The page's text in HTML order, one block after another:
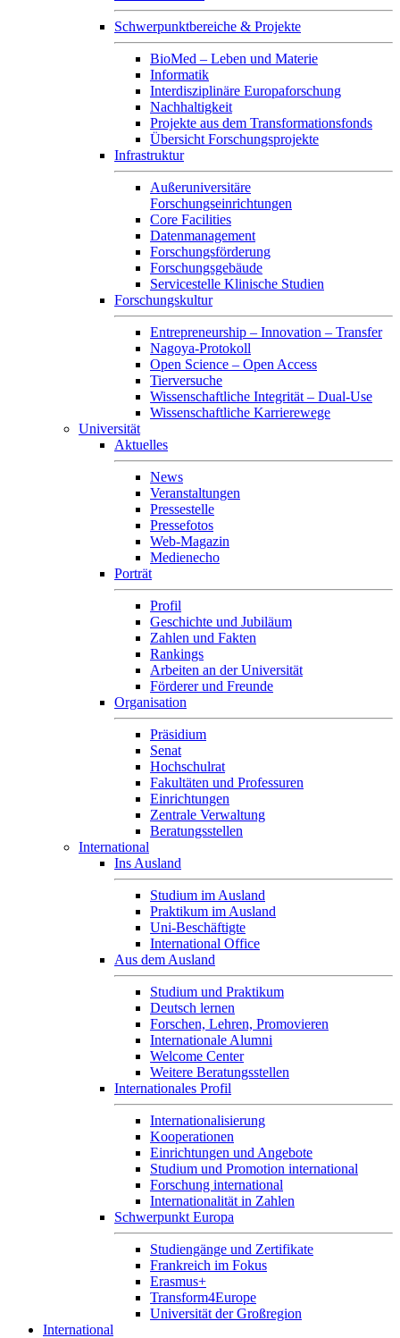
Schwerpunktbereiche & Projekte
BioMed – Leben und Materie
Informatik
Interdisziplinäre Europaforschung
Nachhaltigkeit
Projekte aus dem Transformationsfonds
Übersicht Forschungsprojekte
Infrastruktur
Außeruniversitäre
Forschungseinrichtungen
Core Facilities
Datenmanagement
Forschungsförderung
Forschungsgebäude
Servicestelle Klinische Studien
Forschungskultur
Entrepreneurship – Innovation – Transfer
Nagoya-Protokoll
Open Science – Open Access
Tierversuche
Wissenschaftliche Integrität – Dual-Use
Wissenschaftliche Karrierewege
Universität
Aktuelles
News
Veranstaltungen
Pressestelle
Pressefotos
Web-Magazin
Medienecho
Porträt
Profil
Geschichte und Jubiläum
Zahlen und Fakten
Rankings
Arbeiten an der Universität
Förderer und Freunde
Organisation
Präsidium
Senat
Hochschulrat
Fakultäten und Professuren
Einrichtungen
Zentrale Verwaltung
Beratungsstellen
International
Ins Ausland
Studium im Ausland
Praktikum im Ausland
Uni-Beschäftigte
International Office
Aus dem Ausland
Studium und Praktikum
Deutsch lernen
Forschen, Lehren, Promovieren
Internationale Alumni
Welcome Center
Weitere Beratungsstellen
Internationales Profil
Internationalisierung
Kooperationen
Einrichtungen und Angebote
Studium und Promotion international
Forschung international
Internationalität in Zahlen
Schwerpunkt Europa
Studiengänge und Zertifikate
Frankreich im Fokus
Erasmus+
Transform4Europe
Universität der Großregion
International